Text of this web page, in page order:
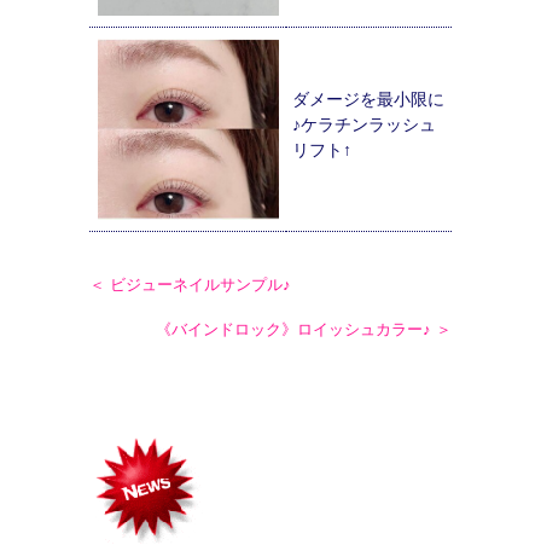
ダメージを最小限に
♪ケラチンラッシュ
リフト↑
＜ ビジューネイルサンプル♪
《バインドロック》ロイッシュカラー♪ ＞